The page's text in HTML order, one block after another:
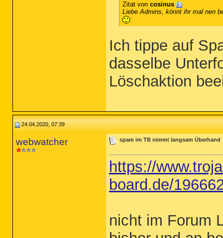
Zitat von cosinus
Liebe Admins, könnt ihr mal nen
:
Ich tippe auf
dasselbe
Löschaktion
24.04.2020, 07:39
webwatcher spam im TB nimmt langsam Überhand
https://
board.de/
nicht im Forum